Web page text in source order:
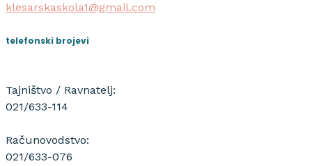
klesarskaskola1@gmail.com
telefonski brojevi
Tajništvo / Ravnatelj:
021/633-114
Računovodstvo:
021/633-076